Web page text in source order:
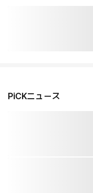
PiCKニュース